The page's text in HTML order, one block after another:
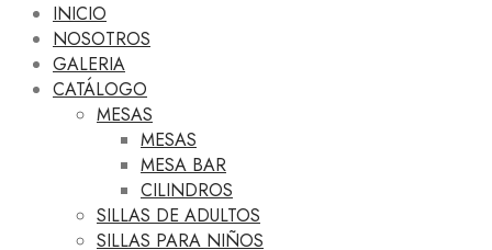
INICIO
NOSOTROS
GALERIA
CATÁLOGO
MESAS
MESAS
MESA BAR
CILINDROS
SILLAS DE ADULTOS
SILLAS PARA NIÑOS